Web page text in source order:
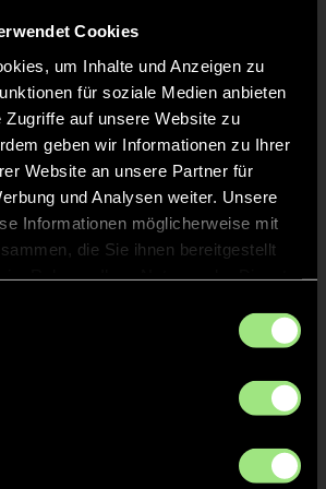
Cookies
um Inhalte und Anzeigen zu
für soziale Medien anbieten
Zugriffe auf unsere Website zu
geben wir Informationen zu Ihrer
Website an unsere Partner für
und Analysen weiter. Unsere
Informationen möglicherweise mit
die Sie ihnen bereitgestellt
ECKE - VERGEBEN
ECKE
ECKE - VERGEBEN